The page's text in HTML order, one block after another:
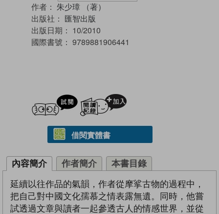
作者： 朱少璋 （著）
出版社： 匯智出版
出版日期： 10/2010
國際書號： 9789881906441
試閲
借閱實體書
內容簡介 作者簡介 本書目錄
延續以往作品的氣韻，作者從摩挲古物的過程中，
把自己對中國文化孺慕之情表露無遺。同時，他嘗
試透過文章與讀者一起參透古人的情感世界，並從